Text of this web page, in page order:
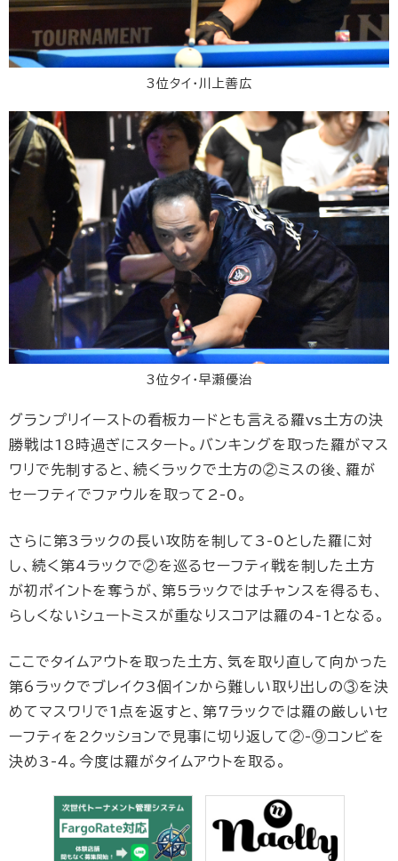
3位タイ・川上善広
3位タイ・早瀬優治
グランプリイーストの看板カードとも言える羅vs土方の決
勝戦は18時過ぎにスタート。バンキングを取った羅がマス
ワリで先制すると、続くラックで土方の②ミスの後、羅が
セーフティでファウルを取って2-0。
さらに第3ラックの長い攻防を制して3-0とした羅に対
し、続く第4ラックで②を巡るセーフティ戦を制した土方
が初ポイントを奪うが、第5ラックではチャンスを得るも、
らしくないシュートミスが重なりスコアは羅の4-1となる。
ここでタイムアウトを取った土方、気を取り直して向かった
第6ラックでブレイク3個インから難しい取り出しの③を決
めてマスワリで1点を返すと、第7ラックでは羅の厳しいセ
ーフティを2クッションで見事に切り返して②-⑨コンビを
決め3-４。今度は羅がタイムアウトを取る。